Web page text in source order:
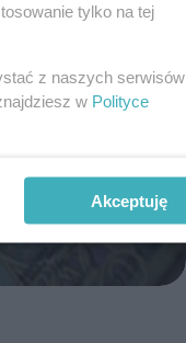
tylko na tej
z naszych serwisów
w Polityce
Akceptuję